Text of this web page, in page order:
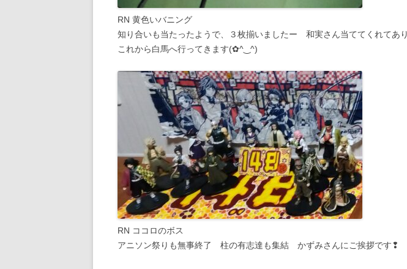
RN 黄色いバニング
知り合いも当たったようで、３枚揃いましたー 和実さん当ててくれてあ
これから白馬へ行ってきます(⁠✿⁠^⁠‿⁠^⁠)
RN ココロのボス
アニソン祭りも無事終了 柱の有志達も集結 かずみさんにご挨拶です❢